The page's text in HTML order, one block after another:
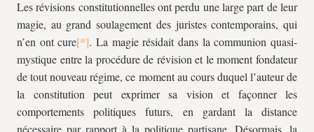
Les révisions constitutionnelles ont perdu une large part de leur
magie, au grand soulagement des juristes contemporains, qui
n’en ont cure
. La magie résidait dans la communion quasi-
mystique entre la procédure de révision et le moment fondateur
de tout nouveau régime, ce moment au cours duquel l’auteur de
la constitution peut exprimer sa vision et façonner les
comportements politiques futurs, en gardant la distance
nécessaire par rapport à la politique partisane. Désormais, la